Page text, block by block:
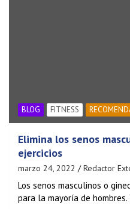
BLOG FITNESS
Elimina los senos
ejercicios
marzo 24, 2022 Redactor
Los senos masculinos o
para la mayoría de